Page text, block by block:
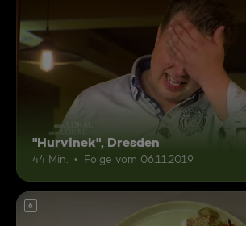
"Hurvinek", Dresden
44 Min. Folge vom 06.11.2019
6